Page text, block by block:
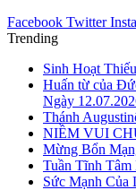
Facebook Twitter
Trending
Sinh Hoạt
Huấn từ của
Ngày
Thánh
NIỀM VUI
Mừng Bổn
Tuần Tĩnh Tâm
Sức Mạnh Của